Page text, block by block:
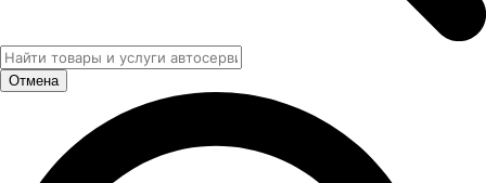
Отмена